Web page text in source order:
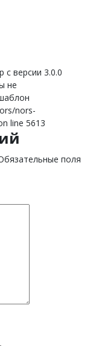
версии 3.0.0
не
nors-
line 5613
поля